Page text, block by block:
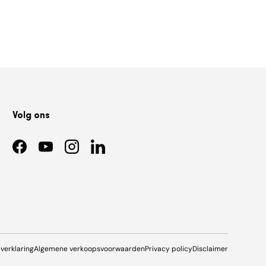
Volg ons
FacebookYouTubeInstagramLinkedIn
Algemene verkoopsvoorwaardenPrivacy policyDisclaimer